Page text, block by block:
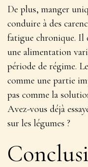
De plus, manger
conduire à des
fatigue chronique. Il
une alimentation
période de régime.
comme une partie
pas comme la
Avez-vous déjà
sur les légumes ?